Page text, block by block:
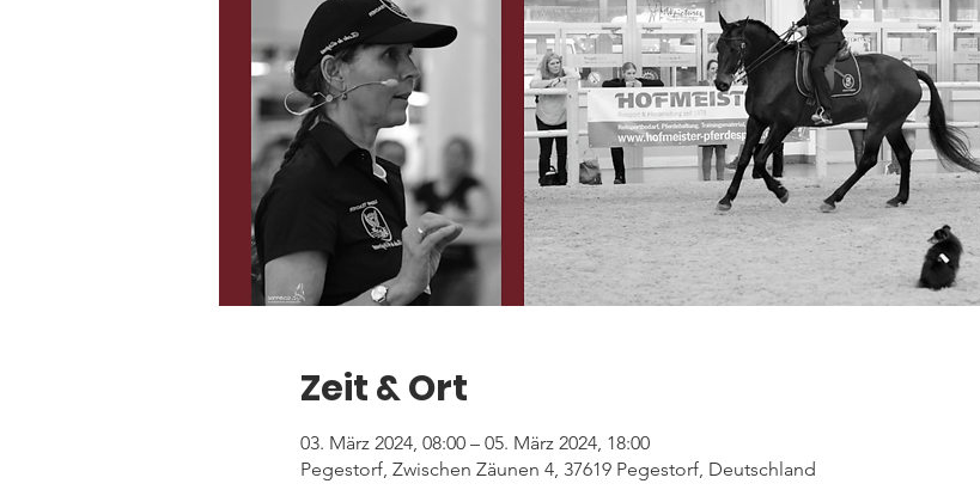
Zeit & Ort
03. März 2024, 08:00 – 05. März 2024, 18:00
Pegestorf, Zwischen Zäunen 4, 37619 Pegestorf, Deutschland